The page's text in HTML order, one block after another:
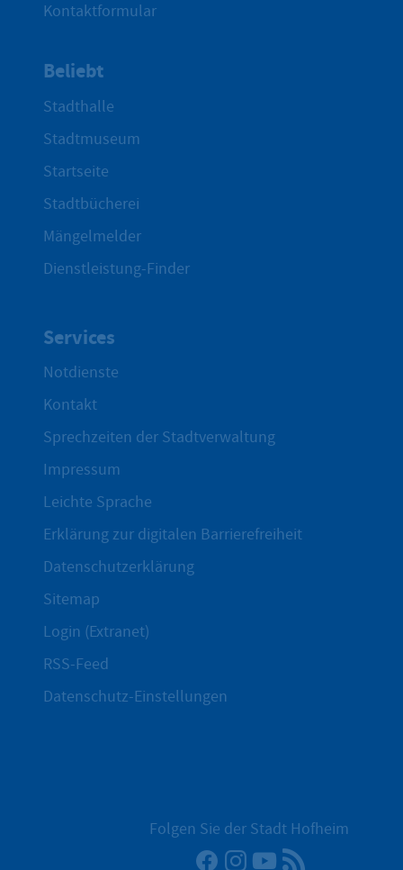
Kontaktformular
Beliebt
Stadthalle
Stadtmuseum
Startseite
Stadtbücherei
Mängelmelder
Dienstleistung-Finder
Services
Notdienste
Kontakt
Sprechzeiten der Stadtverwaltung
Impressum
Leichte Sprache
Erklärung zur digitalen Barrierefreiheit
Datenschutzerklärung
Sitemap
Login (Extranet)
RSS-Feed
Datenschutz-Einstellungen
Folgen Sie der Stadt Hofheim
Facebook
Instagram
YouTube